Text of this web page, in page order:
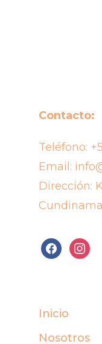
Contacto:
Teléfono:
Email:
Dirección:
facebook
Inicio
Nosotros